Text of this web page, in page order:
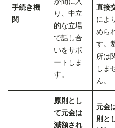
手続き機
関
り、中立
的な立場
で話し合
いをサポ
ートしま
す。
直接
によ
めら
す。
所は
しま
ん。
原則とし
て元金は
減額され
元金
則と